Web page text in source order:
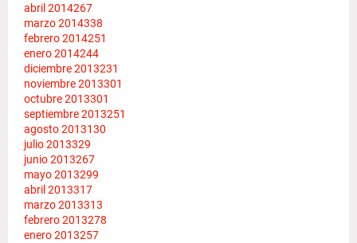
abril 2014267
marzo 2014338
febrero 2014251
enero 2014244
diciembre 2013231
noviembre 2013301
octubre 2013301
septiembre 2013251
agosto 2013130
julio 2013329
junio 2013267
mayo 2013299
abril 2013317
marzo 2013313
febrero 2013278
enero 2013257